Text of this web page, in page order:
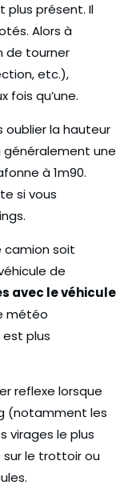
plus présent. Il
Alors à
de tourner
etc.),
fois qu’une.
oublier la hauteur
généralement une
à 1m90.
si vous
camion soit
de
avec le véhicule
météo
plus
reflexe lorsque
(notamment les
virages le plus
sur le trottoir ou